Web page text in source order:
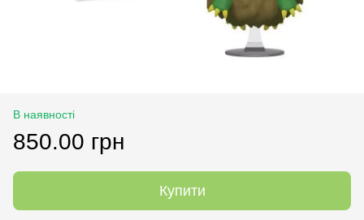
В наявності
850.00 грн
Купити